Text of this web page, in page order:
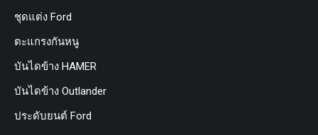
ชุดแต่ง Ford
ตะแกรงกันหนู
บันไดข้าง HAMER
บันไดข้าง Outlander
ประดับยนต์ Ford